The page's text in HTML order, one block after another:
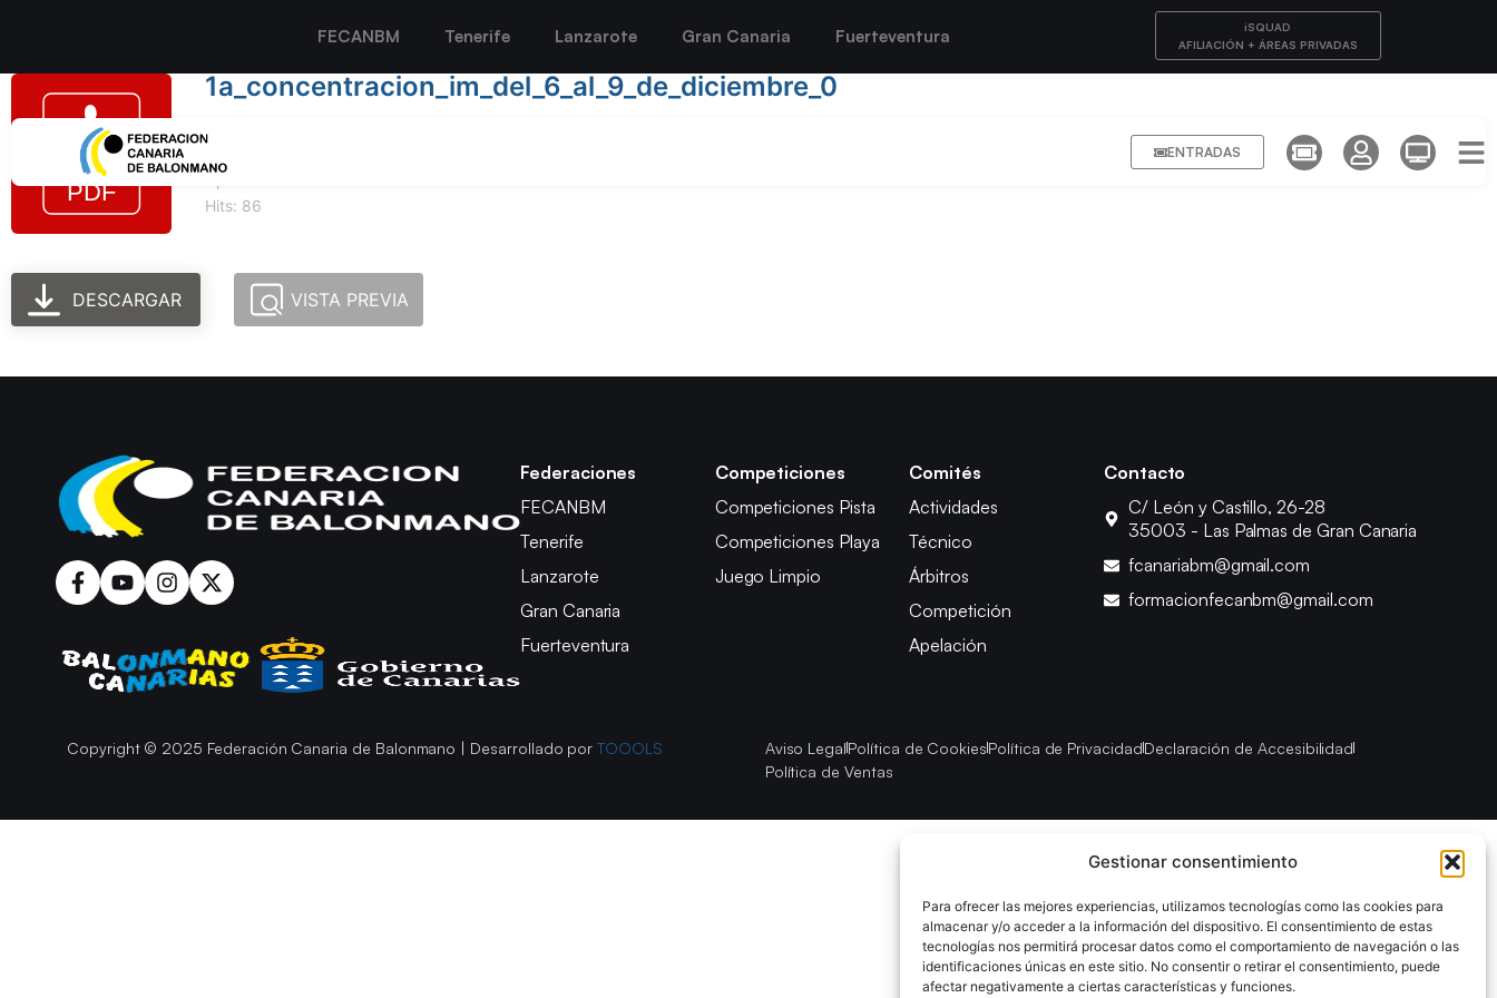
Gestionar consentimiento
Para ofrecer las mejores experiencias, utilizamos tecnologías como las cookies para
almacenar y/o acceder a la información del dispositivo. El consentimiento de estas
tecnologías nos permitirá procesar datos como el comportamiento de navegación o las
identificaciones únicas en este sitio. No consentir o retirar el consentimiento, puede
afectar negativamente a ciertas características y funciones.
FECANBM Tenerife Lanzarote Gran Canaria Fuerteventura
iSQUAD
AFILIACIÓN + ÁREAS PRIVADAS
ENTRADAS
1a_concentracion_im_del_6_al_9_de_diciembre_0
Hits: 86
DESCARGAR VISTA PREVIA
Federaciones
FECANBM
Tenerife
Lanzarote
Gran Canaria
Fuerteventura
Competiciones
Competiciones Pista
Competiciones Playa
Juego Limpio
Comités
Actividades
Técnico
Árbitros
Competición
Apelación
Contacto
C/ León y Castillo, 26-28
35003 - Las Palmas de Gran Canaria
fcanariabm@gmail.com
formacionfecanbm@gmail.com
Copyright © 2025 Federación Canaria de Balonmano | Desarrollado porTOOOLS Aviso LegalPolítica de CookiesPolítica de PrivacidadDeclaración de Accesibilidad
Política de Ventas